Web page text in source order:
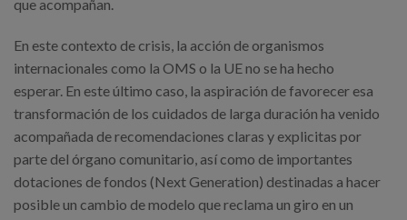
que acompañan.
En este contexto de crisis, la acción de organismos
internacionales como la OMS o la UE no se ha hecho
esperar. En este último caso, la aspiración de favorecer esa
transformación de los cuidados de larga duración ha venido
acompañada de recomendaciones claras y explicitas por
parte del órgano comunitario, así como de importantes
dotaciones de fondos (Next Generation) destinadas a hacer
posible un cambio de modelo que reclama un giro en un